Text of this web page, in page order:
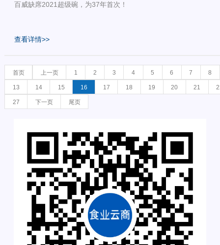
百威缺席2021超级碗，为37年首次！
查看详情>>
首页 上一页 1 2 3 4 5 6 7 8
13 14 15 16 17 18 19 20 21
27 下一页 尾页